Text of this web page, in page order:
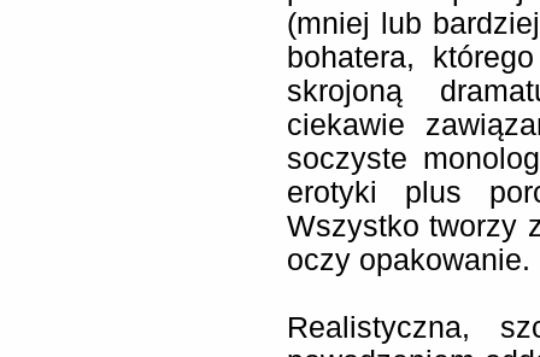
(mniej lub
bohatera,
skrojoną
ciekawie
soczyste
erotyki plus
Wszystko tworzy
oczy opakowanie.
Realistyczna,